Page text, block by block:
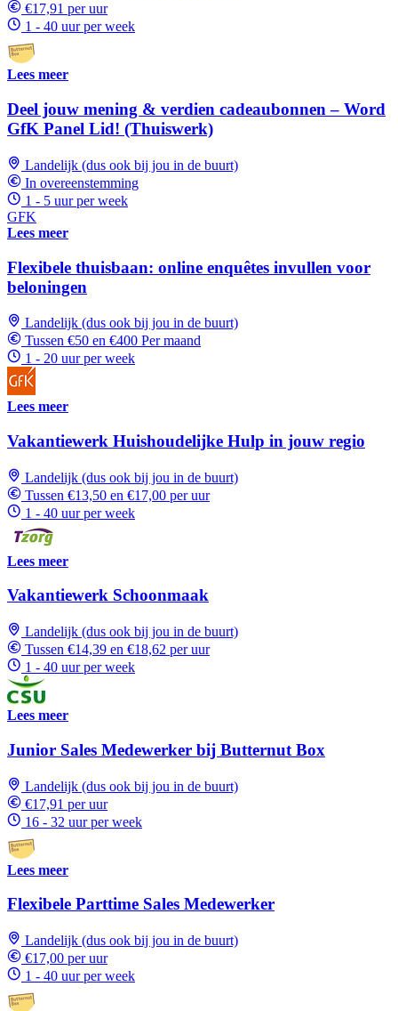
€17,91 per uur
1 - 40 uur per week
Lees meer
Deel jouw mening & verdien cadeaubonnen – Word
GfK Panel Lid! (Thuiswerk)
Landelijk (dus ook bij jou in de buurt)
In overeenstemming
1 - 5 uur per week
GFK
Lees meer
Flexibele thuisbaan: online enquêtes invullen voor
beloningen
Landelijk (dus ook bij jou in de buurt)
Tussen €50 en €400 Per maand
1 - 20 uur per week
Lees meer
Vakantiewerk Huishoudelijke Hulp in jouw regio
Landelijk (dus ook bij jou in de buurt)
Tussen €13,50 en €17,00 per uur
1 - 40 uur per week
Lees meer
Vakantiewerk Schoonmaak
Landelijk (dus ook bij jou in de buurt)
Tussen €14,39 en €18,62 per uur
1 - 40 uur per week
Lees meer
Junior Sales Medewerker bij Butternut Box
Landelijk (dus ook bij jou in de buurt)
€17,91 per uur
16 - 32 uur per week
Lees meer
Flexibele Parttime Sales Medewerker
Landelijk (dus ook bij jou in de buurt)
€17,00 per uur
1 - 40 uur per week